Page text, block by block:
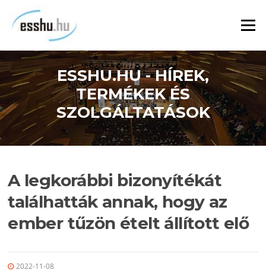
tartalomra
Menü
ESSHU.HU - HÍREK,
TERMÉKEK ÉS
SZOLGÁLTATÁSOK
A legkorábbi bizonyítékát
találhatták annak, hogy az
ember tűzön ételt állított elő
2022-11-08